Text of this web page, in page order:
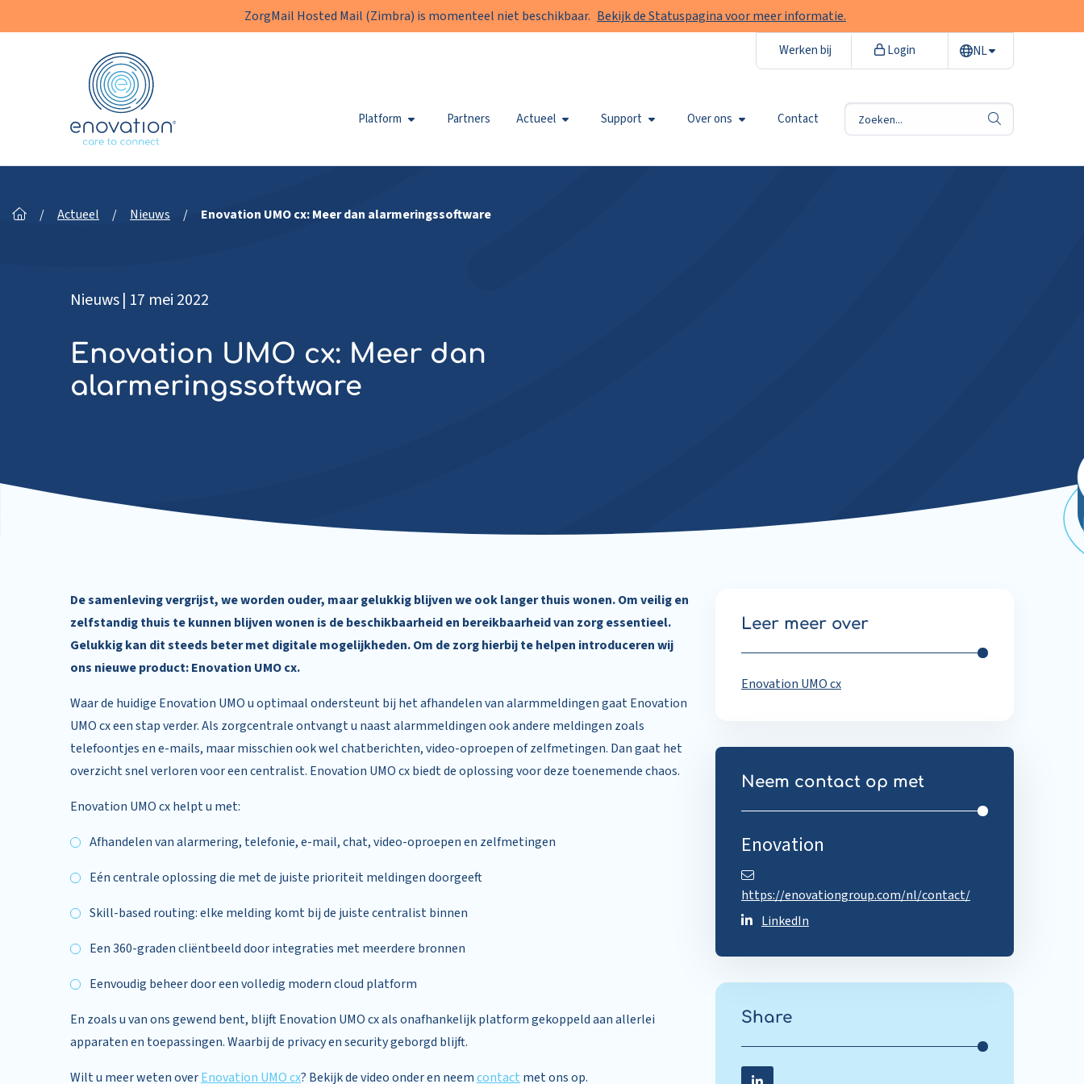
ZorgMail Hosted Mail (Zimbra) is momenteel niet beschikbaar. Bekijk de Statuspagina voor meer informatie.
Enovation
Platform Partners Actueel Support Over ons Contact
zoek
Werken bij Login NL
/ Actueel / Nieuws / Enovation UMO cx: Meer dan alarmeringssoftware
Nieuws| 17 mei 2022
Enovation UMO cx: Meer dan
alarmeringssoftware
De samenleving vergrijst, we worden ouder, maar gelukkig blijven we ook langer thuis wonen. Om veilig en
zelfstandig thuis te kunnen blijven wonen is de beschikbaarheid en bereikbaarheid van zorg essentieel.
Gelukkig kan dit steeds beter met digitale mogelijkheden. Om de zorg hierbij te helpen introduceren wij
ons nieuwe product: Enovation UMO cx.
Waar de huidige Enovation UMO u optimaal ondersteunt bij het afhandelen van alarmmeldingen gaat Enovation
UMO cx een stap verder. Als zorgcentrale ontvangt u naast alarmmeldingen ook andere meldingen zoals
telefoontjes en e-mails, maar misschien ook wel chatberichten, video-oproepen of zelfmetingen. Dan gaat het
overzicht snel verloren voor een centralist. Enovation UMO cx biedt de oplossing voor deze toenemende chaos.
Enovation UMO cx helpt u met:
Afhandelen van alarmering, telefonie, e-mail, chat, video-oproepen en zelfmetingen
Eén centrale oplossing die met de juiste prioriteit meldingen doorgeeft
Skill-based routing: elke melding komt bij de juiste centralist binnen
Een 360-graden cliëntbeeld door integraties met meerdere bronnen
Eenvoudig beheer door een volledig modern cloud platform
En zoals u van ons gewend bent, blijft Enovation UMO cx als onafhankelijk platform gekoppeld aan allerlei
apparaten en toepassingen. Waarbij de privacy en security geborgd blijft.
Wilt u meer weten overEnovation UMO cx? Bekijk de video onder en neemcontact met ons op.
Leer meer over
Enovation UMO cx
Neem contact op met
Enovation
https://enovationgroup.com/nl/contact/
LinkedIn
Share